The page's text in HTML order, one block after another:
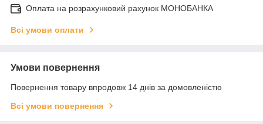
Оплата на розрахунковий рахунок МОНОБАНКА
Всі умови оплати
Умови повернення
Повернення товару впродовж 14 днів за домовленістю
Всі умови повернення